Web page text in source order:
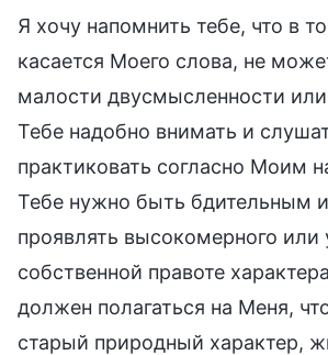
Я хочу напомнить тебе, что в
касается Моего слова, не
малости двусмысленности
Тебе надобно внимать и
практиковать согласно Моим
Тебе нужно быть бдительным
проявлять высокомерного или
собственной правоте
должен полагаться на Меня,
старый природный характер,